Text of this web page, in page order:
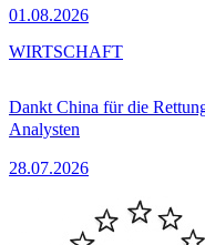
01.08.2026
Dankt China für die
Analysten
28.07.2026
WIRTSCHAFT